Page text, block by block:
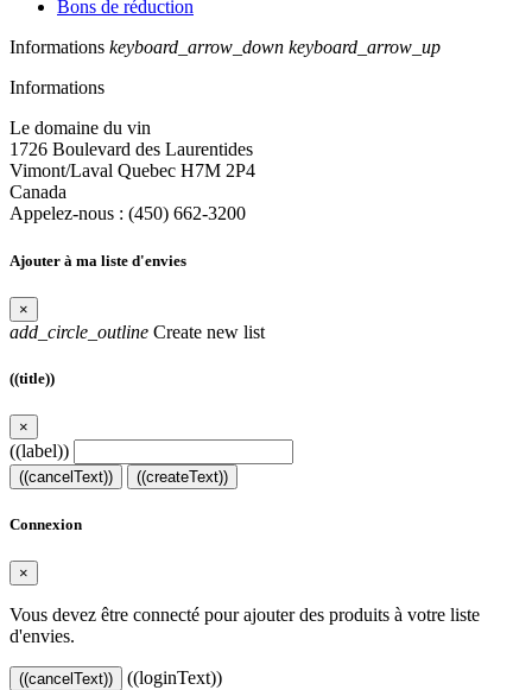
Bons de réduction
Informations keyboard_arrow_down keyboard_arrow_up
Informations
Le domaine du vin
1726 Boulevard des Laurentides
Vimont/Laval Quebec H7M 2P4
Canada
Appelez-nous : (450) 662-3200
Ajouter à ma liste d'envies
×
add_circle_outline Create new list
((title))
×
((label))
((cancelText)) ((createText))
Connexion
×
Vous devez être connecté pour ajouter des produits à votre liste
d'envies.
((cancelText)) ((loginText))